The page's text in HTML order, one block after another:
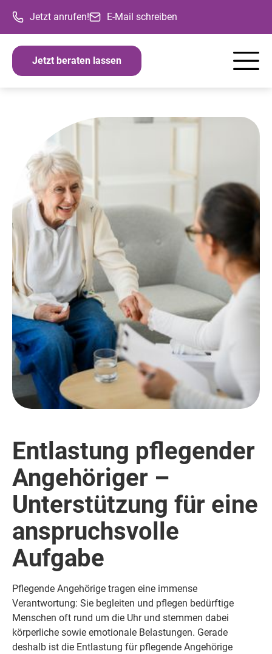
Jetzt anrufen! E-Mail schreiben
Jetzt beraten lassen
Entlastung pflegender
Angehöriger –
Unterstützung für eine
anspruchsvolle
Aufgabe
Pflegende Angehörige tragen eine immense
Verantwortung: Sie begleiten und pflegen bedürftige
Menschen oft rund um die Uhr und stemmen dabei
körperliche sowie emotionale Belastungen. Gerade
deshalb ist die Entlastung für pflegende Angehörige